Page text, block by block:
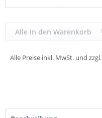
Alle Preise inkl. MwSt. und zzgl.
Alle in den Warenkorb